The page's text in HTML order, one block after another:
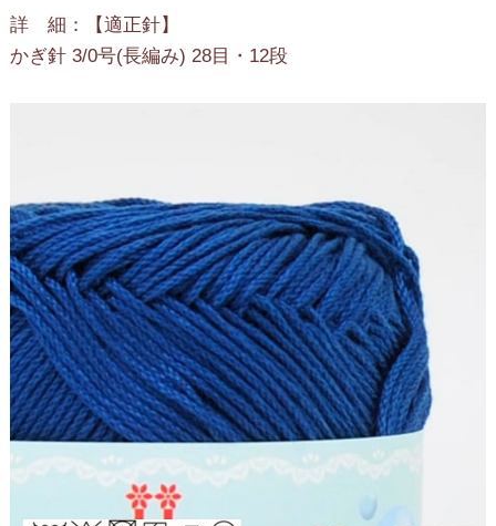
詳 細：【適正針】
かぎ針 3/0号(長編み) 28目・12段